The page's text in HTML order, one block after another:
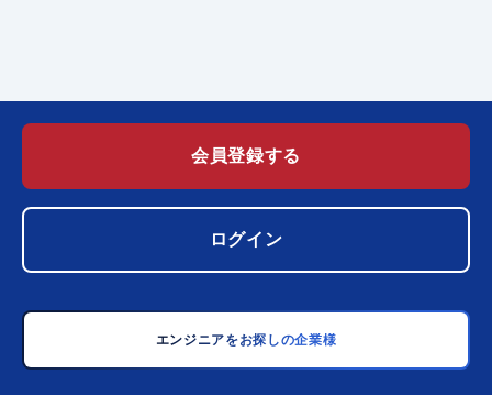
会員登録する
ログイン
エンジニアをお探しの企業様